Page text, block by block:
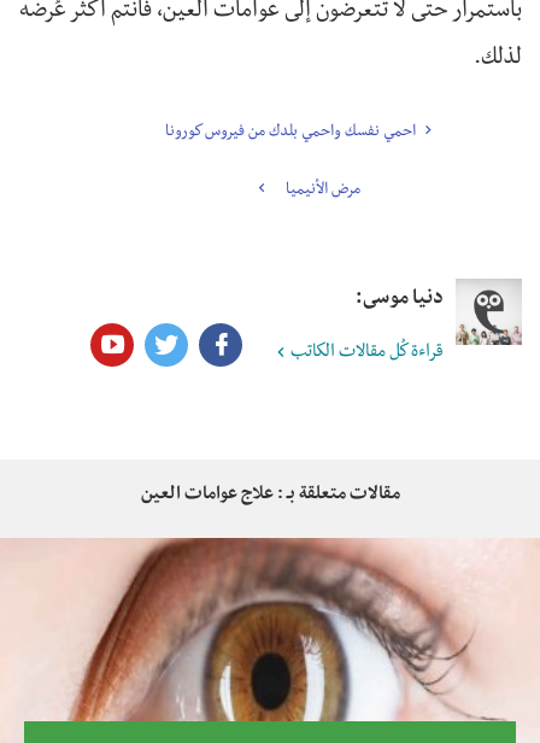
باستمرار حتى لا تتعرضون إلى عوامات العين، فأنتم أكثر عُرضه
لذلك.
احمي نفسك واحمي بلدك من فيروس كورونا
مرض الأنيميا
دنيا موسى:
قراءة كُل مقالات الكاتب
مقالات متعلقة بـ : علاج عوامات العين